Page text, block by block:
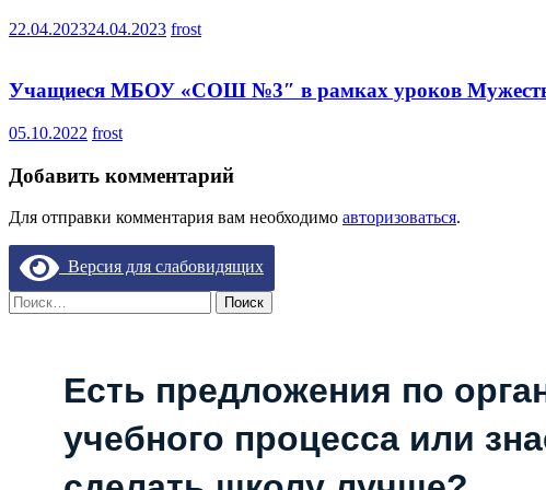
22.04.202324.04.2023 frost
Учащиеся МБОУ «СОШ №3″ в рамках уроков
05.10.2022 frost
Добавить комментарий
Для отправки комментария вам необходимо авторизоваться.
Версия для слабовидящих
Найти:
Есть предложения по
учебного процесса или